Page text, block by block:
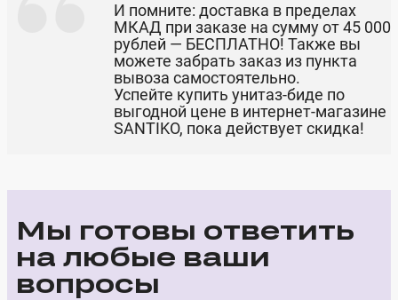
И помните: доставка в пределах
МКАД при заказе на сумму от 45 000
рублей — БЕСПЛАТНО! Также вы
можете забрать заказ из пункта
вывоза самостоятельно.
Успейте купить унитаз-биде по
выгодной цене в интернет-магазине
SANTIKO, пока действует скидка!
Мы готовы ответить
на любые ваши
вопросы